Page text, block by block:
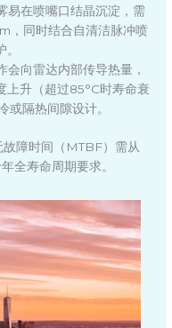
易在喷嘴口结晶沉淀，需
，同时结合自清洁脉冲喷
会向雷达内部传导热量，
上升（超过85°C时寿命衰
或隔热间隙设计。
障时间（MTBF）需从
全寿命周期要求。